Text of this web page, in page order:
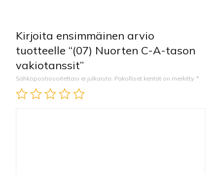
Kirjoita ensimmäinen arvio
tuotteelle “(07) Nuorten C-A-tason
vakiotanssit”
Sähköpostiosoitettasi ei julkaista. Pakolliset kentät on merkitty *